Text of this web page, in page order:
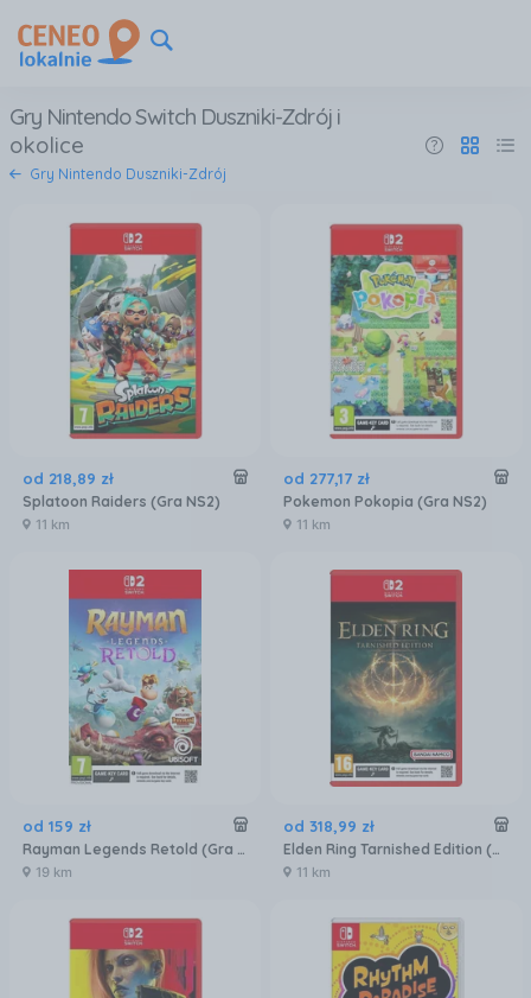
Gry Nintendo Switch Duszniki-Zdrój i
okolice
Gry Nintendo Duszniki-Zdrój
od 218,89 zł
Splatoon Raiders (Gra NS2)
11 km
od 277,17 zł
Pokemon Pokopia (Gra NS2)
11 km
od 159 zł
Rayman Legends Retold (Gra NS2)
19 km
od 318,99 zł
Elden Ring Tarnished Edition (Gra NS2)
11 km